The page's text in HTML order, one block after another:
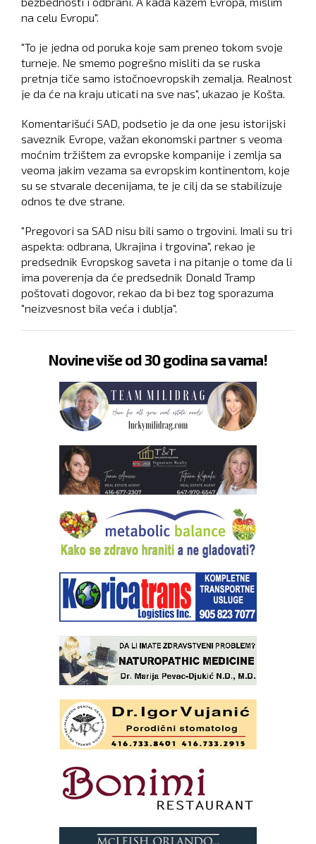
na celu Evropu".
"To je jedna od poruka koje sam preneo tokom svoje
turneje. Ne smemo pogrešno misliti da se ruska
pretnja tiče samo istočnoevropskih zemalja. Realnost
je da će na kraju uticati na sve nas", ukazao je Košta.
Komentarišući SAD, podsetio je da one jesu istorijski
saveznik Evrope, važan ekonomski partner s veoma
moćnim tržištem za evropske kompanije i zemlja sa
veoma jakim vezama sa evropskim kontinentom, koje
su se stvarale decenijama, te je cilj da se stabilizuje
odnos te dve strane.
"Pregovori sa SAD nisu bili samo o trgovini. Imali su tri
aspekta: odbrana, Ukrajina i trgovina", rekao je
predsednik Evropskog saveta i na pitanje o tome da li
ima poverenja da će predsednik Donald Tramp
poštovati dogovor, rekao da bi bez tog sporazuma
"neizvesnost bila veća i dublja".
Novine više od 30 godina sa vama!